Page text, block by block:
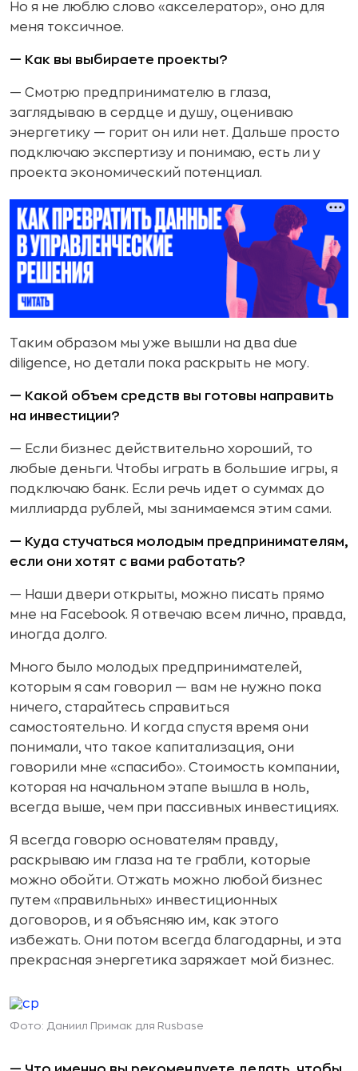
Но я не люблю слово «акселератор», оно для
меня токсичное.
— Как вы выбираете проекты?
— Смотрю предпринимателю в глаза,
заглядываю в сердце и душу, оцениваю
энергетику — горит он или нет. Дальше просто
подключаю экспертизу и понимаю, есть ли у
проекта экономический потенциал.
Таким образом мы уже вышли на два due
diligence, но детали пока раскрыть не могу.
— Какой объем средств вы готовы направить
на инвестиции?
— Если бизнес действительно хороший, то
любые деньги. Чтобы играть в большие игры, я
подключаю банк. Если речь идет о суммах до
миллиарда рублей, мы занимаемся этим сами.
— Куда стучаться молодым предпринимателям,
если они хотят с вами работать?
— Наши двери открыты, можно писать прямо
мне на Facebook. Я отвечаю всем лично, правда,
иногда долго.
Много было молодых предпринимателей,
которым я сам говорил — вам не нужно пока
ничего, старайтесь справиться
самостоятельно. И когда спустя время они
понимали, что такое капитализация, они
говорили мне «спасибо». Стоимость компании,
которая на начальном этапе вышла в ноль,
всегда выше, чем при пассивных инвестициях.
Я всегда говорю основателям правду,
раскрываю им глаза на те грабли, которые
можно обойти. Отжать можно любой бизнес
путем «правильных» инвестиционных
договоров, и я объясняю им, как этого
избежать. Они потом всегда благодарны, и эта
прекрасная энергетика заряжает мой бизнес.
Фото: Даниил Примак для Rusbase